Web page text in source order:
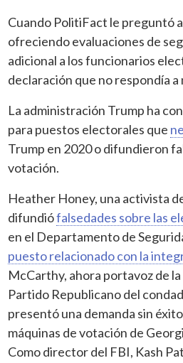
Cuando PolitiFact le preguntó a
ofreciendo evaluaciones de
adicional a los funcionarios
declaración que no respondía
La administración Trump ha
para puestos electorales que
Trump en 2020 o difundieron
votación.
Heather Honey, una activista
difundiófalsedades sobre las
en el Departamento de
puesto relacionado con la
McCarthy, ahora portavoz de
Partido Republicano del
presentó una demanda sin
máquinas de votación de
Como director del FBI, Kash